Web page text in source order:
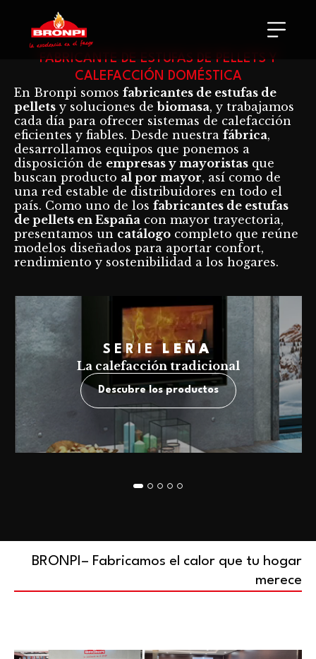
FABRICANTE DE ESTUFAS DE PELLETS Y
CALEFACCIÓN DOMÉSTICA
En Bronpi somos fabricantes de estufas de
pellets y soluciones debiomasa, y trabajamos
cada día para ofrecer sistemas de calefacción
eficientes y fiables. Desde nuestra fábrica,
desarrollamos equipos que ponemos a
disposición de empresas y mayoristas que
buscan producto al por mayor, así como de
una red estable de distribuidores en todo el
país. Como uno de los fabricantes de estufas
de pellets en España con mayor trayectoria,
presentamos un catálogo completo que reúne
modelos diseñados para aportar confort,
rendimiento y sostenibilidad a los hogares.
SERIELEÑA
La calefacción tradicional
Descubre los productos
BRONPI– Fabricamos el calor que tu hogar
merece